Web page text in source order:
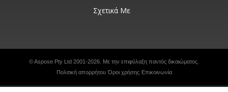
Σχετικά Με
© Aspose Pty Ltd 2001-2026. Με την επιφύλαξη παντός δικαιώματος.
Πολιτική απορρήτου Όροι χρήσης Επικοινωνία